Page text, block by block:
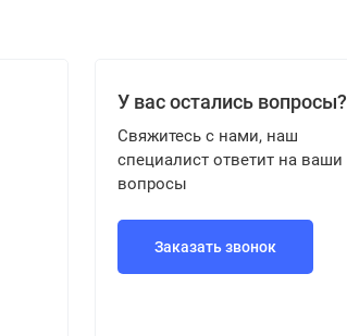
У вас остались вопросы?
Свяжитесь с нами, наш
специалист ответит на ваши
вопросы
Заказать звонок